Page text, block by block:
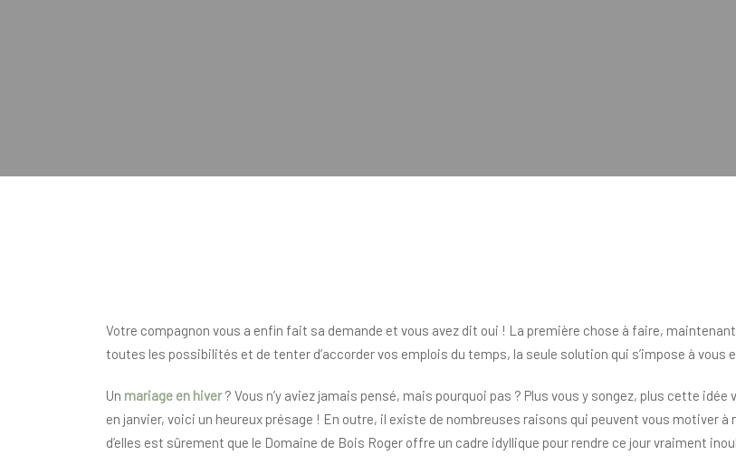
Votre compagnon vous a enfin fait sa demande et vous avez dit oui ! La première chose à faire,
toutes les possibilités et de tenter d’accorder vos emplois du temps, la seule solution qui s’impose à vous
Un mariage en hiver? Vous n’y aviez jamais pensé, mais pourquoi pas ? Plus vous y songez, plus cette
en janvier, voici un heureux présage ! En outre, il existe de nombreuses raisons qui peuvent vous motiver
d’elles est sûrement que le Domaine de Bois Roger offre un cadre idyllique pour rendre ce jour vraiment